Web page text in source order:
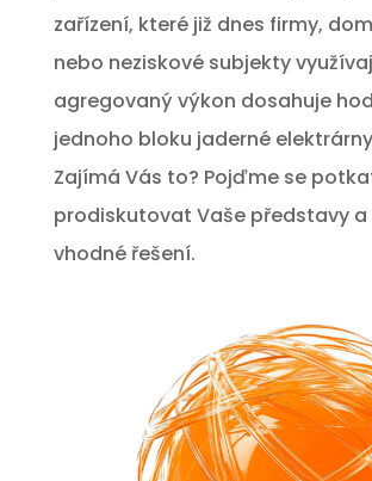
zařízení, které již dnes firmy,
nebo neziskové subjekty
agregovaný výkon dosahuje
jednoho bloku jaderné
Zajímá Vás to? Pojďme se
prodiskutovat Vaše představy
vhodné řešení.